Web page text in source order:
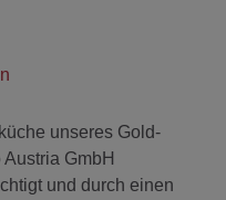
unseres Gold-
GmbH
und durch einen